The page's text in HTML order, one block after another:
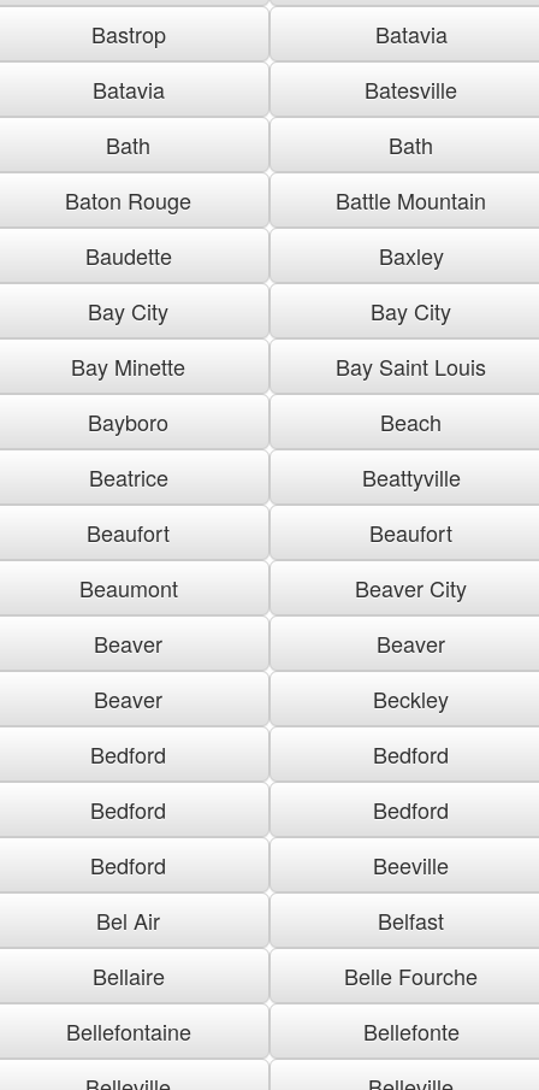
Bastrop
Batavia
Batavia
Batesville
Bath
Bath
Baton Rouge
Battle Mountain
Baudette
Baxley
Bay City
Bay City
Bay Minette
Bay Saint Louis
Bayboro
Beach
Beatrice
Beattyville
Beaufort
Beaufort
Beaumont
Beaver City
Beaver
Beaver
Beaver
Beckley
Bedford
Bedford
Bedford
Bedford
Bedford
Beeville
Bel Air
Belfast
Bellaire
Belle Fourche
Bellefontaine
Bellefonte